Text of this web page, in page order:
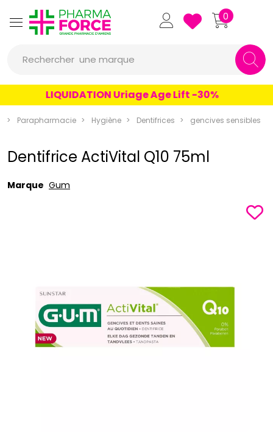
Pharmaforce Grande Pharmacie
0
Rechercher
un produit
une marque
LIQUIDATION Uriage Age Lift -30%
Parapharmacie Hygiène Dentifrices gencives sensibles
Dentifrice ActiVital Q10 75ml
Marque Gum